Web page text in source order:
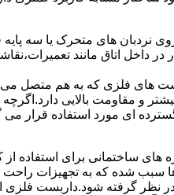
داخل اتاق مانند
های فلزی که به هم متصل
و مقاومت بالایی
ای مورد استفاده قرار می
ساختمانی برای استفاده از
ها سبب شده که به تجهیزات راحت
در نظر گرفته شود.داربست فلزی